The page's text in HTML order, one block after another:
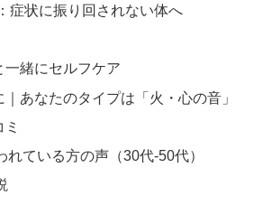
症状に振り回されない体へ
緒にセルフケア
あなたのタイプは「火・心の音」
れている方の声（30代-50代）